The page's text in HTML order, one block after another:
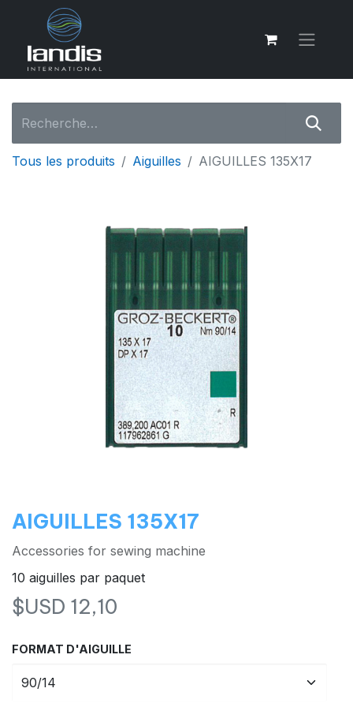
Tous les produits Aiguilles AIGUILLES 135X17
AIGUILLES 135X17
Accessories for sewing machine
10 aiguilles par paquet
$USD 12,10
FORMAT D'AIGUILLE